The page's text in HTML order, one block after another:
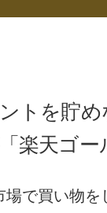
トを貯
楽天ゴー
場で買い物